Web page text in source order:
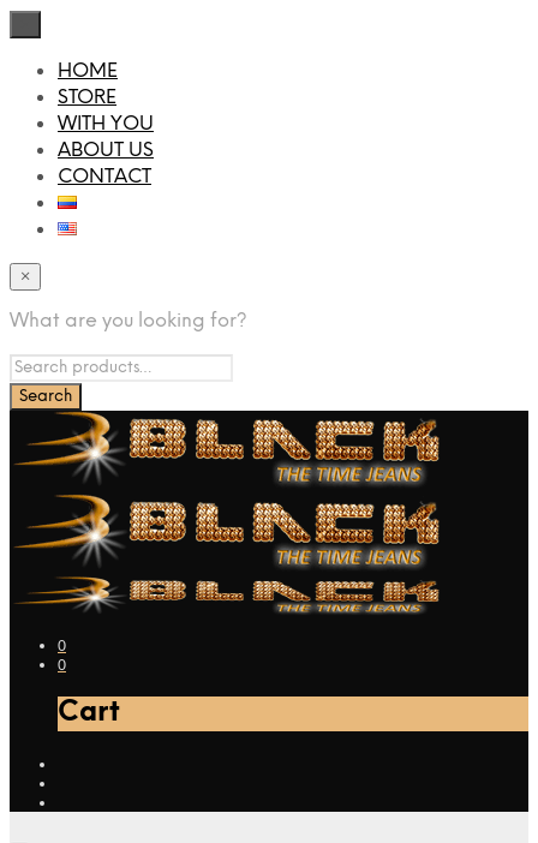
HOME
STORE
WITH YOU
ABOUT US
CONTACT
×
What are you looking for?
0
0
Cart